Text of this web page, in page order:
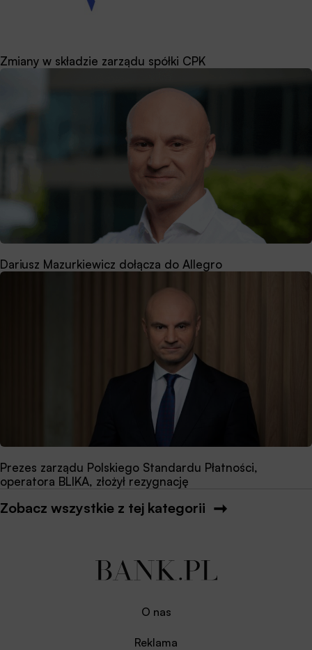
Zmiany w składzie zarządu spółki CPK
Dariusz Mazurkiewicz dołącza do Allegro
Prezes zarządu Polskiego Standardu Płatności,
operatora BLIKA, złożył rezygnację
Zobacz wszystkie z tej kategorii
O nas
Reklama